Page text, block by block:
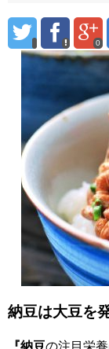
0
納豆は大豆を
『納豆の注目栄